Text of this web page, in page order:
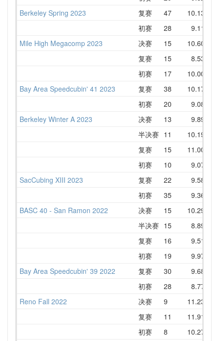
Berkeley Spring 2023
复赛 47 10.13
初赛
28 9.11
Mile High Megacomp 2023
决赛 15 10.60
复赛
15 8.53
初赛
17 10.00
Bay Area Speedcubin' 41 2023
复赛 38 10.17
初赛
20 9.08
Berkeley Winter A 2023
决赛 13 9.89
半决赛 11 10.19
复赛
15 11.00
初赛
10 9.07
SacCubing XIII 2023
复赛 22 9.58
初赛
35 9.36
BASC 40 - San Ramon 2022
决赛 15 10.29
半决赛 15 8.89
复赛
16 9.51
初赛
19 9.97
Bay Area Speedcubin' 39 2022
复赛 30 9.68
初赛
28 8.77
Reno Fall 2022
决赛 9 11.23
复赛
11 11.91
初赛
8 10.27